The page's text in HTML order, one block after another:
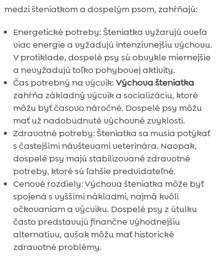
medzi šteniatkom a dospelým psom, zahŕňajú:
Energetické potreby: Šteniatka vyžarujú oveľa
viac energie a vyžadujú intenzívnejšiu výchovu.
V protiklade, dospelé psy sú obvykle miernejšie
a nevyžadujú toľko pohybovej aktivity.
Čas potrebný na výcvik: Výchova šteniatka
zahŕňa základný výcvik a socializáciu, ktoré
môžu byť časovo náročné. Dospelé psy môžu
mať už nadobudnuté výchovné zvyklosti.
Zdravotné potreby: Šteniatka sa musia potýkať
s častejšími návštevami veterinára. Naopak,
dospelé psy majú stabilizované zdravotné
potreby, ktoré sú ľahšie predvídateľné.
Cenové rozdiely: Výchova šteniatka môže byť
spojená s vyššími nákladmi, najmä kvôli
očkovaniam a výcviku. Dospelé psy z útulku
často predstavujú finančne výhodnejšiu
alternatívu, avšak môžu mať historické
zdravotné problémy.